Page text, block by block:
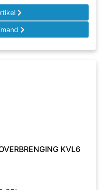
KVL6